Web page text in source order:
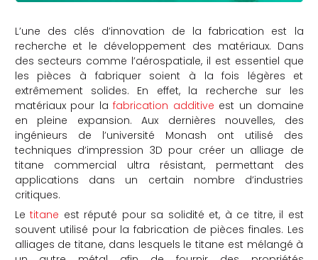
L’une des clés d’innovation de la fabrication est la
recherche et le développement des matériaux. Dans
des secteurs comme l’aérospatiale, il est essentiel que
les pièces à fabriquer soient à la fois légères et
extrêmement solides. En effet, la recherche sur les
matériaux pour lafabrication additive est un domaine
en pleine expansion. Aux dernières nouvelles, des
ingénieurs de l’université Monash ont utilisé des
techniques d’impression 3D pour créer un alliage de
titane commercial ultra résistant, permettant des
applications dans un certain nombre d’industries
critiques.
Le titane est réputé pour sa solidité et, à ce titre, il est
souvent utilisé pour la fabrication de pièces finales. Les
alliages de titane, dans lesquels le titane est mélangé à